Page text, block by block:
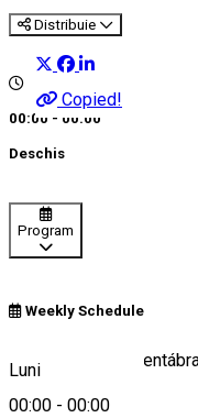
Distribuie
Copied!
00:00 - 00:00
Deschis
Program
Weekly Schedule
Luni
00:00 - 00:00
95, Avrămești/